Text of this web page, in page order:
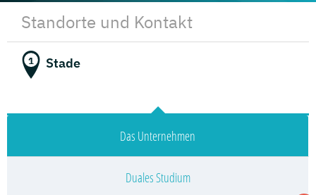
Standorte und Kontakt
1 Stade
Das Unternehmen
Duales Studium